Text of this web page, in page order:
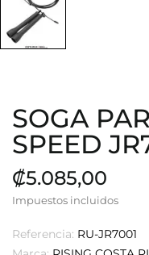
SOGA
SPEED
₡5.085,00
Impuestos incluidos
Referencia: RU-JR7001